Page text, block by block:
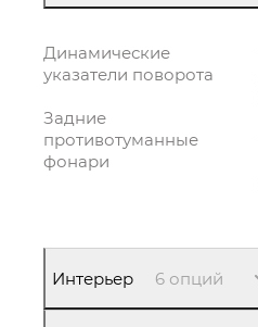
Динамические
указатели поворота
Задние
противотуманные
фонари
Интерьер 6 опций